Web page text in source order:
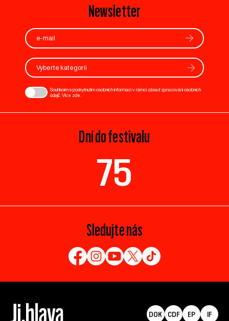
Newsletter
Vyberte kategorii
Souhlasím s poskytnutím osobních informací v rámci zásad zpracování osobních
údajů. Více zde
Dní do festivalu
75
Sledujte nás
DOK CDF EP IF